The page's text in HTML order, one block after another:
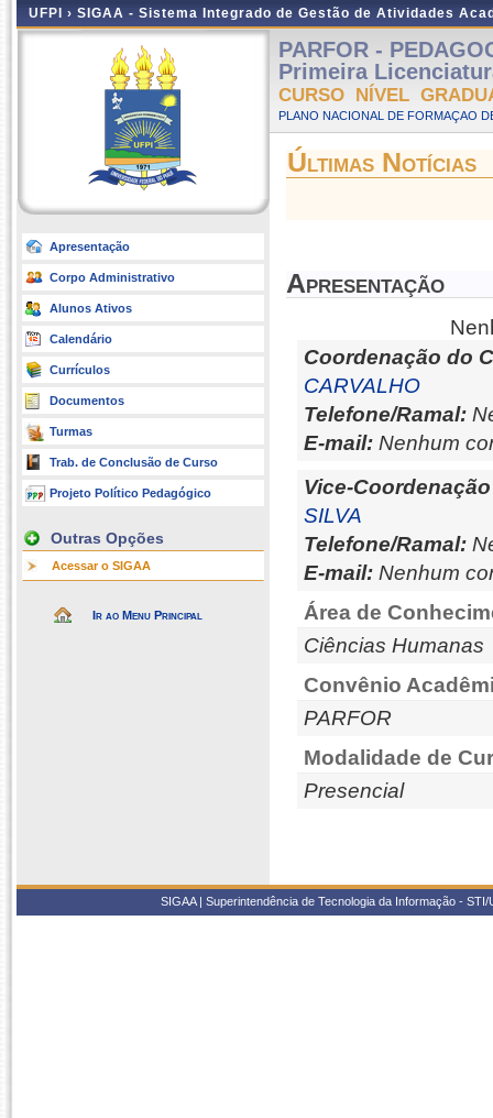
UFPI › SIGAA - Sistema Integrado de Gestão de Atividades
Apresentação
Corpo Administrativo
Alunos Ativos
Calendário
Currículos
Documentos
Turmas
Trab. de Conclusão de Curso
Projeto Político Pedagógico
Outras Opções
Acessar o SIGAA
Ir ao Menu Principal
PARFOR -
Primeira
CURSO NÍVEL
PLANO NACIONAL DE FORMAÇAO
Últimas Notícias
Apresentação
Coordenação do
CARVALHO
Telefone/Ramal:
E-mail: Nenhum
Vice-
SILVA
Telefone/Ramal:
E-mail: Nenhum
Área de
Ciências Humanas
Convênio
PARFOR
Modalidade de
Presencial
SIGAA | Superintendência de Tecnologia da Informação -